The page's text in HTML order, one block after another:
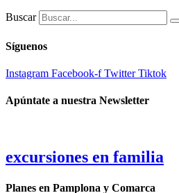
Buscar
Síguenos
Instagram Facebook-f Twitter Tiktok
Apúntate a nuestra Newsletter
excursiones en familia
Planes en Pamplona y Comarca